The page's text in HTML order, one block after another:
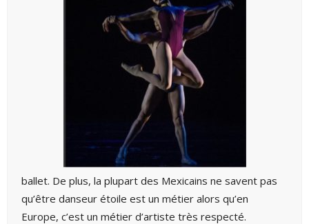
ballet. De plus, la plupart des Mexicains ne savent pas
qu’être danseur étoile est un métier alors qu’en
Europe, c’est un métier d’artiste très respecté.